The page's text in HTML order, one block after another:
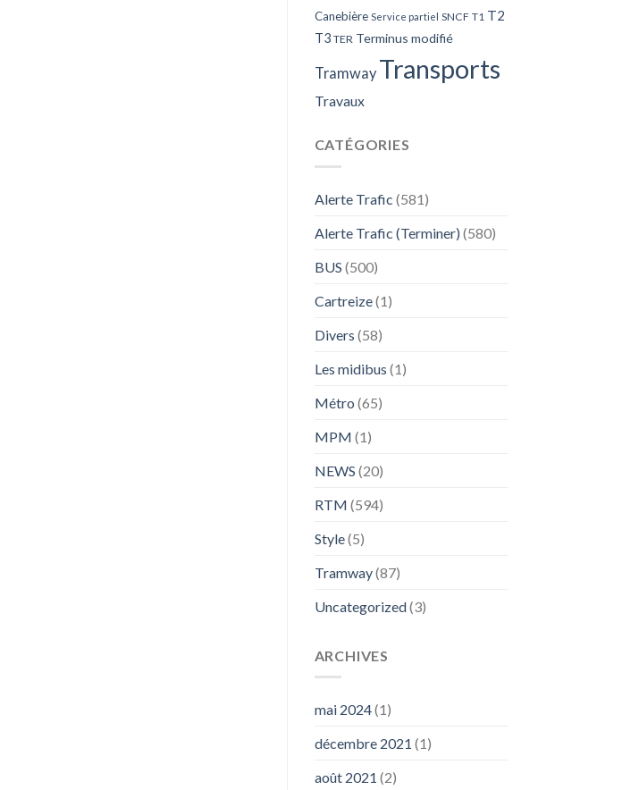
Canebière Service partiel SNCF T1 T2
T3 TER Terminus modifié
Tramway Transports
Travaux
CATÉGORIES
Alerte Trafic (581)
Alerte Trafic (Terminer) (580)
BUS (500)
Cartreize(1)
Divers (58)
Les midibus (1)
Métro (65)
MPM (1)
NEWS (20)
RTM (594)
Style(5)
Tramway(87)
Uncategorized(3)
ARCHIVES
mai 2024(1)
décembre 2021 (1)
août 2021 (2)